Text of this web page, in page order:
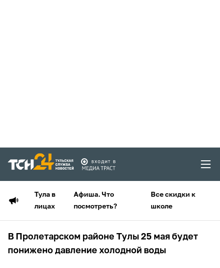
Тула в
лицах
Афиша. Что
посмотреть?
Все скидки к
школе
В Пролетарском районе Тулы 25 мая будет
понижено давление холодной воды